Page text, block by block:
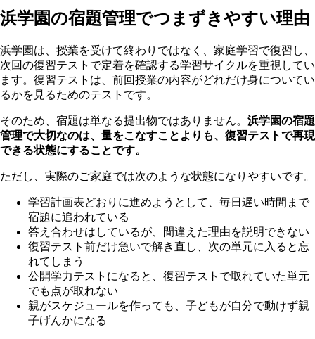
浜学園の宿題管理でつまずきやすい理由
浜学園は、授業を受けて終わりではなく、家庭学習で復習し、
次回の復習テストで定着を確認する学習サイクルを重視してい
ます。復習テストは、前回授業の内容がどれだけ身についてい
るかを見るためのテストです。
そのため、宿題は単なる提出物ではありません。 浜学園の宿題
管理で大切なのは、量をこなすことよりも、復習テストで再現
できる状態にすることです。
ただし、実際のご家庭では次のような状態になりやすいです。
学習計画表どおりに進めようとして、毎日遅い時間まで
宿題に追われている
答え合わせはしているが、間違えた理由を説明できない
復習テスト前だけ急いで解き直し、次の単元に入ると忘
れてしまう
公開学力テストになると、復習テストで取れていた単元
でも点が取れない
親がスケジュールを作っても、子どもが自分で動けず親
子げんかになる